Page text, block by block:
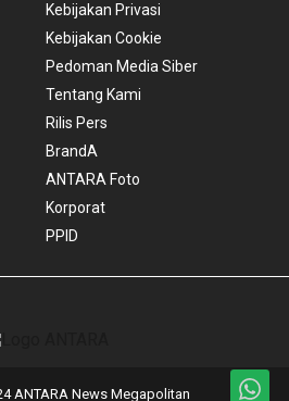
Kebijakan Privasi
Kebijakan Cookie
Pedoman Media Siber
Tentang Kami
Rilis Pers
BrandA
ANTARA Foto
Korporat
PPID
ANTARA News Megapolitan